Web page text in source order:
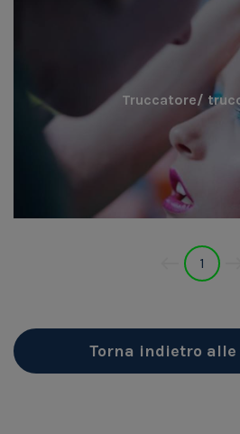
Truccatore/
1
Torna indietro